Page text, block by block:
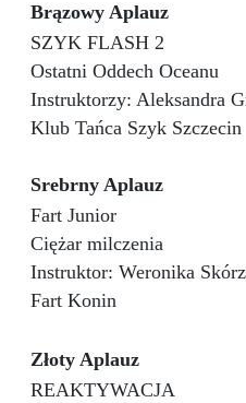
Brązowy Aplauz
SZYK FLASH 2
Ostatni Oddech Oceanu
Instruktorzy: Aleksandra
Klub Tańca Szyk Szczecin
Srebrny Aplauz
Fart Junior
Ciężar milczenia
Instruktor: Weronika
Fart Konin
Złoty Aplauz
REAKTYWACJA